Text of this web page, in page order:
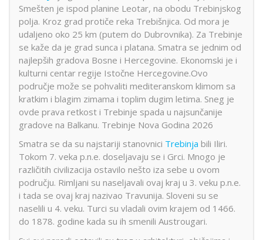
Smešten je ispod planine Leotar, na obodu Trebinjskog
polja. Kroz grad protiče reka Trebišnjica. Od mora je
udaljeno oko 25 km (putem do Dubrovnika). Za Trebinje
se kaže da je grad sunca i platana. Smatra se jednim od
najlepših gradova Bosne i Hercegovine. Ekonomski je i
kulturni centar regije Istočne Hercegovine.Ovo
područje može se pohvaliti mediteranskom klimom sa
kratkim i blagim zimama i toplim dugim letima. Sneg je
ovde prava retkost i Trebinje spada u najsunčanije
gradove na Balkanu. Trebinje Nova Godina 2026
Smatra se da su najstariji stanovnici Trebinja bili Iliri.
Tokom 7. veka p.n.e. doseljavaju se i Grci. Mnogo je
različitih civilizacija ostavilo nešto iza sebe u ovom
području. Rimljani su naseljavali ovaj kraj u 3. veku p.n.e.
i tada se ovaj kraj nazivao Travunija. Sloveni su se
naselili u 4. veku. Turci su vladali ovim krajem od 1466.
do 1878. godine kada su ih smenili Austrougari.